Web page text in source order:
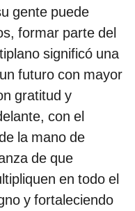
gente puede
formar parte del
significó una
futuro con mayor
gratitud y
con el
la mano de
de que
en todo el
y fortaleciendo